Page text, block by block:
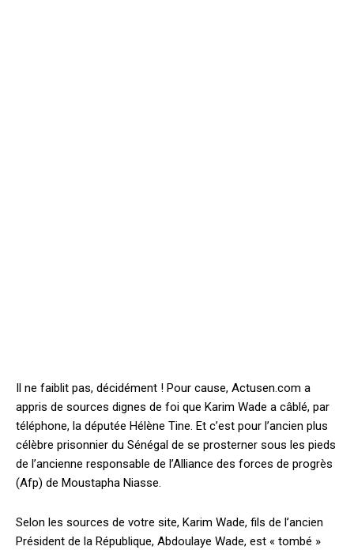
Il ne faiblit pas, décidément ! Pour cause, Actusen.com a
appris de sources dignes de foi que Karim Wade a câblé, par
téléphone, la députée Hélène Tine. Et c’est pour l’ancien plus
célèbre prisonnier du Sénégal de se prosterner sous les pieds
de l’ancienne responsable de l’Alliance des forces de progrès
(Afp) de Moustapha Niasse.
Selon les sources de votre site, Karim Wade, fils de l’ancien
Président de la République, Abdoulaye Wade, est « tombé »